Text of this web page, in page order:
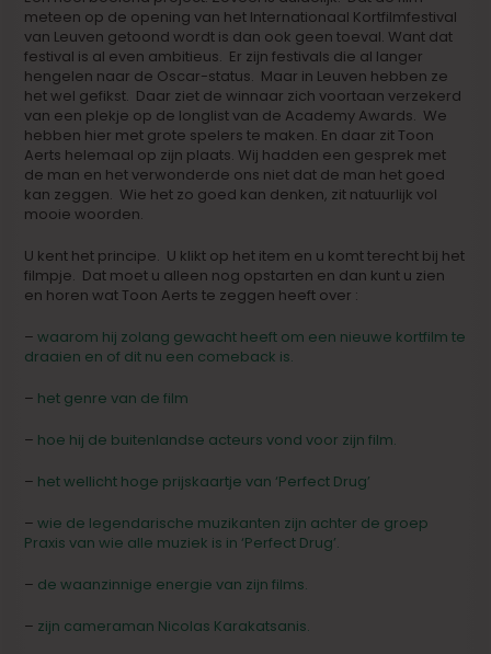
meteen op de opening van het Internationaal Kortfilmfestival
van Leuven getoond wordt is dan ook geen toeval. Want dat
festival is al even ambitieus. Er zijn festivals die al langer
hengelen naar de Oscar-status. Maar in Leuven hebben ze
het wel gefikst. Daar ziet de winnaar zich voortaan verzekerd
van een plekje op de longlist van de Academy Awards. We
hebben hier met grote spelers te maken. En daar zit Toon
Aerts helemaal op zijn plaats. Wij hadden een gesprek met
de man en het verwonderde ons niet dat de man het goed
kan zeggen. Wie het zo goed kan denken, zit natuurlijk vol
mooie woorden.
U kent het principe. U klikt op het item en u komt terecht bij het
filmpje. Dat moet u alleen nog opstarten en dan kunt u zien
en horen wat Toon Aerts te zeggen heeft over :
–waarom hij zolang gewacht heeft om een nieuwe kortfilm te
draaien en of dit nu een comeback is.
– het genre van de film
– hoe hij de buitenlandse acteurs vond voor zijn film.
– het wellicht hoge prijskaartje van ‘Perfect Drug’
–wie de legendarische muzikanten zijn achter de groep
Praxis van wie alle muziek is in ‘Perfect Drug’.
– de waanzinnige energie van zijn films.
– zijn cameraman Nicolas Karakatsanis.